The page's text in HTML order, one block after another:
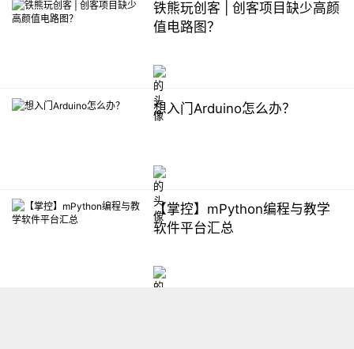
铁熊玩创客 | 创客项目缺少高颜
值电路图？
想入门Arduino怎么办？
【掌控】mPython编程与教学
软件平台汇总